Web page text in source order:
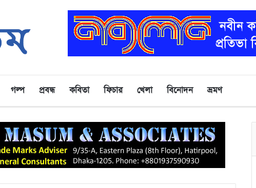
গল্প প্রবন্ধ কবিতা ফিচার খেলা বিনোদন ভ্রমণ